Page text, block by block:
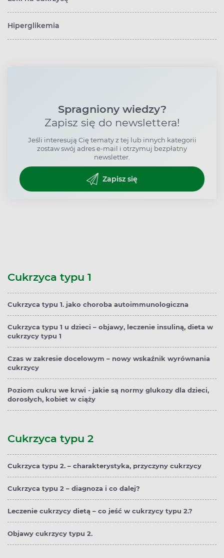
Hiperglikemia
Spragniony wiedzy?
Zapisz się do newslettera!
Jeśli interesują Cię tematy z tej lub innych kategorii
zostaw swój adres e-mail i otrzymuj bezpłatny
newsletter.
Zapisz się
Cukrzyca typu 1
Cukrzyca typu 1. jako choroba autoimmunologiczna
Cukrzyca typu 1 u dzieci – objawy, leczenie insuliną, dieta w
cukrzycy typu 1
Czas w zakresie docelowym – nowy wskaźnik wyrównania
cukrzycy
Poziom cukru we krwi - jakie są normy glukozy dla dzieci,
dorosłych, kobiet w ciąży
Cukrzyca typu 2
Cukrzyca typu 2. – charakterystyka, przyczyny cukrzycy
Cukrzyca typu 2 – diagnoza i co dalej?
Leczenie cukrzycy dietą – co jeść w cukrzycy typu 2.?
Objawy cukrzycy typu 2.